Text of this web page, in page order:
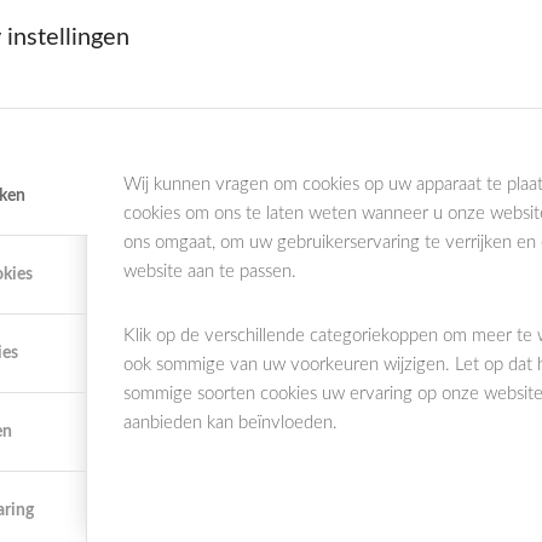
instellingen
Wij kunnen vragen om cookies op uw apparaat te
cookies om ons te laten weten wanneer u onze
ons omgaat, om uw gebruikerservaring te verrijken
website aan te passen.
Klik op de verschillende categoriekoppen om meer
ook sommige van uw voorkeuren wijzigen. Let op dat
sommige soorten cookies uw ervaring op onze
aanbieden kan beïnvloeden.
het glazuur.
tandje doorkomt.
de onderkaak en daarna de bovenkaak.
mee.
glazuur in goede staat blijft. Je helpt het melkgebit
te beperken. Dit kun je doen door op het eten en
dag (3 hoofdmaaltijden, 4 tussendoortjes).
niet alleen in snoep, maar ook in sapjes, frisdranken